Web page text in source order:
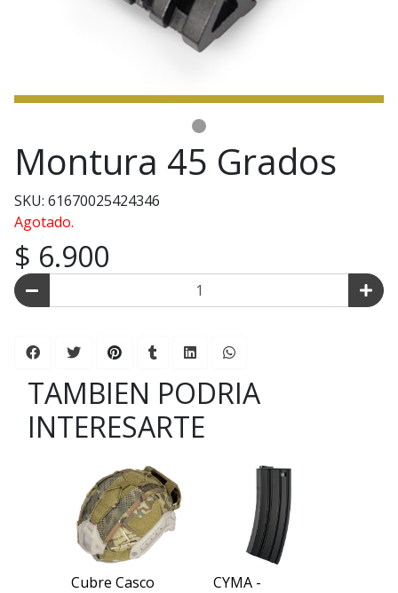
Montura 45 Grados
SKU: 61670025424346
Agotado.
$ 6.900
TAMBIEN PODRIA
INTERESARTE
Cubre Casco
CYMA -